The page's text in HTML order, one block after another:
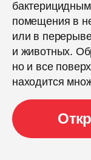
помещения в
или в
и животных.
но и все
находится